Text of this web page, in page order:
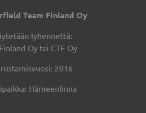
Team Finland Oy
lyhennettä:
Oy tai CTF Oy
2016
Hämeenlinna